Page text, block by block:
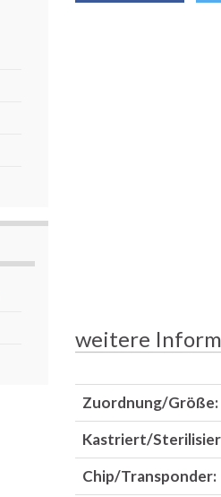
weitere
Zuordnung/Größe:
Kastriert/
Chip/Transponder: